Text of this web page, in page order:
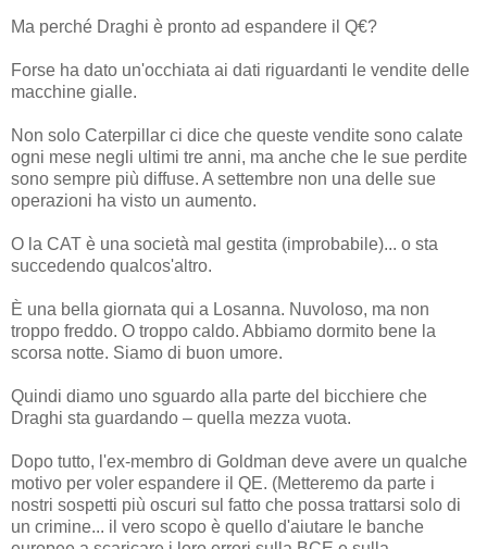
Ma perché Draghi è pronto ad espandere il Q€?
Forse ha dato un'occhiata ai dati riguardanti le vendite delle
macchine gialle.
Non solo Caterpillar ci dice che queste vendite sono calate
ogni mese negli ultimi tre anni, ma anche che le sue perdite
sono sempre più diffuse. A settembre non una delle sue
operazioni ha visto un aumento.
O la CAT è una società mal gestita (improbabile)... o sta
succedendo qualcos'altro.
È una bella giornata qui a Losanna. Nuvoloso, ma non
troppo freddo. O troppo caldo. Abbiamo dormito bene la
scorsa notte. Siamo di buon umore.
Quindi diamo uno sguardo alla parte del bicchiere che
Draghi sta guardando – quella mezza vuota.
Dopo tutto, l'ex-membro di Goldman deve avere un qualche
motivo per voler espandere il QE. (Metteremo da parte i
nostri sospetti più oscuri sul fatto che possa trattarsi solo di
un crimine... il vero scopo è quello d'aiutare le banche